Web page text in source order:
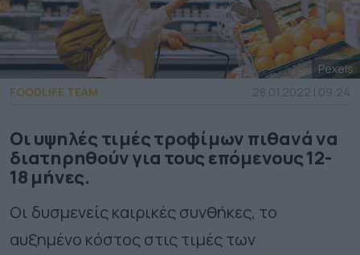
Pexels
FOODLIFE TEAM
28.01.2022 | 09:24
Οι υψηλές τιμές τροφίμων πιθανά να
διατηρηθούν για τους επόμενους 12-
18 μήνες.
Οι δυσμενείς καιρικές συνθήκες, το
αυξημένο κόστος στις τιμές των